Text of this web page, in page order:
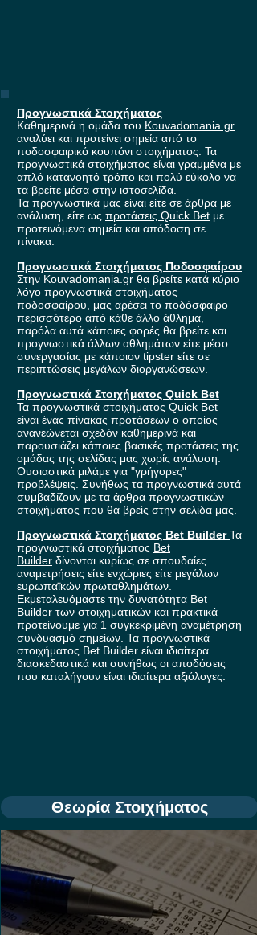
Προγνωστικά Στοιχήματος
Καθημερινά η ομάδα του Kouvadomania.gr
αναλύει και προτείνει σημεία από το
ποδοσφαιρικό κουπόνι στοιχήματος. Τα
προγνωστικά στοιχήματος είναι γραμμένα με
απλό κατανοητό τρόπο και πολύ εύκολο να
τα βρείτε μέσα στην ιστοσελίδα.
Τα προγνωστικά μας είναι είτε σε άρθρα με
ανάλυση, είτε ως προτάσεις Quick Bet με
προτεινόμενα σημεία και απόδοση σε
πίνακα.
Προγνωστικά Στοιχήματος Ποδοσφαίρου
Στην Kouvadomania.gr θα βρείτε κατά κύριο
λόγο προγνωστικά στοιχήματος
ποδοσφαίρου, μας αρέσει το ποδόσφαιρο
περισσότερο από κάθε άλλο άθλημα,
παρόλα αυτά κάποιες φορές θα βρείτε και
προγνωστικά άλλων αθλημάτων είτε μέσο
συνεργασίας με κάποιον tipster είτε σε
περιπτώσεις μεγάλων διοργανώσεων.
Προγνωστικά Στοιχήματος Quick Bet
Τα προγνωστικά στοιχήματος Quick Bet
είναι ένας πίνακας προτάσεων ο οποίος
ανανεώνεται σχεδόν καθημερινά και
παρουσιάζει κάποιες βασικές προτάσεις της
ομάδας της σελίδας μας χωρίς ανάλυση.
Ουσιαστικά μιλάμε για "γρήγορες"
προβλέψεις. Συνήθως τα προγνωστικά αυτά
συμβαδίζουν με τα άρθρα προγνωστικών
στοιχήματος που θα βρείς στην σελίδα μας.
Προγνωστικά Στοιχήματος Bet BuilderΤα
προγνωστικά στοιχήματος Bet
Builder δίνονται κυρίως σε σπουδαίες
αναμετρήσεις είτε ενχώριες είτε μεγάλων
ευρωπαϊκών πρωταθλημάτων.
Εκμεταλευόμαστε την δυνατότητα Bet
Builder των στοιχηματικών και πρακτικά
προτείνουμε για 1 συγκεκριμένη αναμέτρηση
συνδυασμό σημείων. Τα προγνωστικά
στοιχήματος Bet Builder είναι ιδιαίτερα
διασκεδαστικά και συνήθως οι αποδόσεις
που καταλήγουν είναι ιδιαίτερα αξιόλογες.
Θεωρία Στοιχήματος